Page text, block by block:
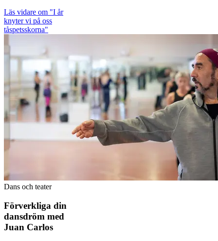
Läs vidare om "I år
knyter vi på oss
tåspetsskorna"
Dans och teater
Förverkliga din
dansdröm med
Juan Carlos